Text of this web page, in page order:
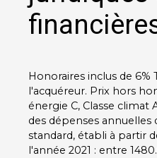
Honoraires inclus de 6%
l'acquéreur. Prix hors
énergie C, Classe
des dépenses
standard, établi à partir
l'année 2021 : entre